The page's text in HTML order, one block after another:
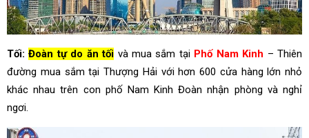
Tối:Đoàn tự do ăn tối và mua sắm tại Phố Nam Kinh – Thiên
đường mua sắm tại Thượng Hải với hơn 600 cửa hàng lớn nhỏ
khác nhau trên con phố Nam Kinh Đoàn nhận phòng và nghỉ
ngơi.